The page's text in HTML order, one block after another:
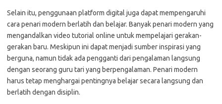
Selain itu, penggunaan platform digital juga dapat mempengaruhi
cara penari modern berlatih dan belajar. Banyak penari modern yang
mengandalkan video tutorial online untuk mempelajari gerakan-
gerakan baru. Meskipun ini dapat menjadi sumber inspirasi yang
berguna, namun tidak ada pengganti dari pengalaman langsung
dengan seorang guru tari yang berpengalaman. Penari modern
harus tetap menghargai pentingnya belajar secara langsung dan
berlatih dengan disiplin.